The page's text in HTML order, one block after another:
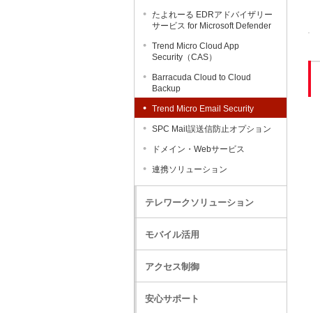
たよれーる EDRアドバイザリー
サービス for Microsoft Defender
Trend Micro Cloud App
Security（CAS）
Barracuda Cloud to Cloud
Backup
Trend Micro Email Security
SPC Mail誤送信防止オプション
ドメイン・Webサービス
連携ソリューション
テレワークソリューション
モバイル活用
アクセス制御
安心サポート